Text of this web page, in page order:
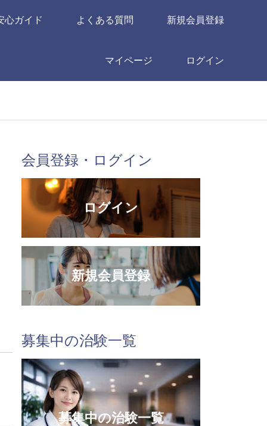
心ガイド よくある質問 新規会員登録
マイページ ログイン
会員登録・ログイン
ログイン
新規会員登録
募集中の治験一覧
募集中の治験一覧